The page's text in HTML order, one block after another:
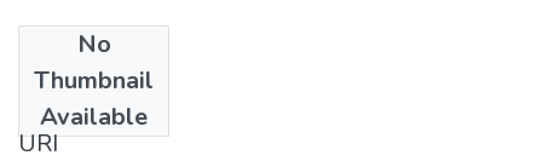
No
Thumbnail
Available
1993
URI